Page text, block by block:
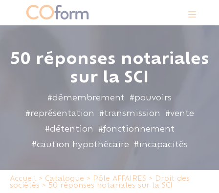
50 réponses notariales
sur la SCI
#démembrement #pouvoirs
#représentation
#transmission
#vente
#détention
#fonctionnement
#caution hypothécaire #incapacités
Accueil > Catalogue > Pôle AFFAIRES > Droit des
sociétés > 50 réponses notariales sur la SCI
Panneau de gestion des cookies